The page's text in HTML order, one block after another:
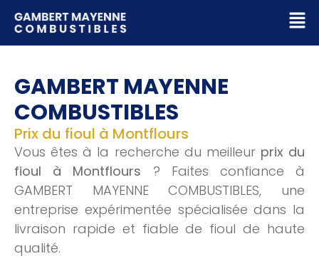
GAMBERT MAYENNE
COMBUSTIBLES
Prix du fioul à Montflours
Vous êtes à la recherche du meilleur prix du
fioul à Montflours ? Faites confiance à
GAMBERT MAYENNE COMBUSTIBLES, une
entreprise expérimentée spécialisée dans la
livraison rapide et fiable de fioul de haute
qualité.